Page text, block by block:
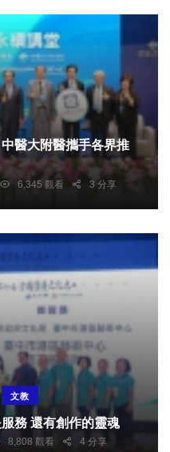
醫大附醫攜手各界推
6,345 觀看 3 分享
文教
務 還有創作的靈魂
8,808 觀看 4 分享